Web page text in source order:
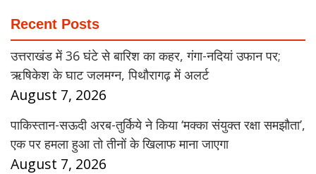
Recent Posts
उत्तराखंड में 36 घंटे से बारिश का कहर, गंगा-नदियां उफान पर;
ऋषिकेश के घाट जलमग्न, पिथौरागढ़ में अलर्ट
August 7, 2026
पाकिस्तान-सऊदी अरब-तुर्किये ने किया ‘मक्का संयुक्त रक्षा समझौता’,
एक पर हमला हुआ तो तीनों के खिलाफ माना जाएगा
August 7, 2026